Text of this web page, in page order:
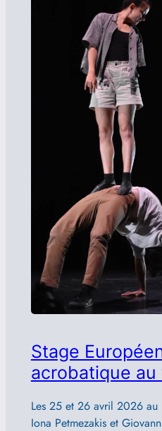
Stage
acrobatique
Les 25 et 26 avril 2026 au
Iona Petmezakis et